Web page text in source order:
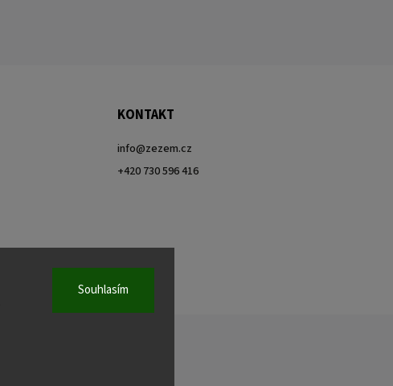
Souhlasím
KONTAKT
info@zezem.cz
+420 730 596 416